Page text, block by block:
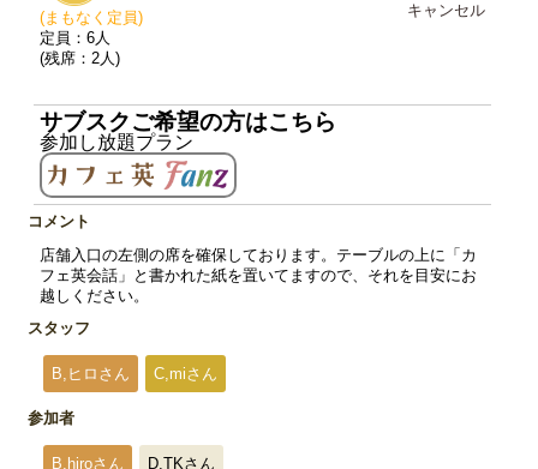
(まもなく定員)
定員：6人
(残席：2人)
キャンセル
サブスクご希望の方はこちら
参加し放題プラン
コメント
店舗入口の左側の席を確保しております。テーブルの上に「カ
フェ英会話」と書かれた紙を置いてますので、それを目安にお
越しください。
スタッフ
B,ヒロさん C,miさん
参加者
B,hiroさん D,TKさん